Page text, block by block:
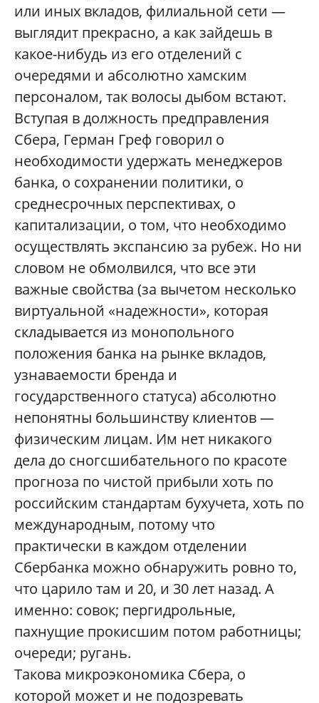
или иных вкладов, филиальной сети —
выглядит прекрасно, а как зайдешь в
какое-нибудь из его отделений с
очередями и абсолютно хамским
персоналом, так волосы дыбом встают.
Вступая в должность предправления
Сбера, Герман Греф говорил о
необходимости удержать менеджеров
банка, о сохранении политики, о
среднесрочных перспективах, о
капитализации, о том, что необходимо
осуществлять экспансию за рубеж. Но ни
словом не обмолвился, что все эти
важные свойства (за вычетом несколько
виртуальной «надежности», которая
складывается из монопольного
положения банка на рынке вкладов,
узнаваемости бренда и
государственного статуса) абсолютно
непонятны большинству клиентов —
физическим лицам. Им нет никакого
дела до сногсшибательного по красоте
прогноза по чистой прибыли хоть по
российским стандартам бухучета, хоть по
международным, потому что
практически в каждом отделении
Сбербанка можно обнаружить ровно то,
что царило там и 20, и 30 лет назад. А
именно: совок; пергидрольные,
пахнущие прокисшим потом работницы;
очереди; ругань.
Такова микроэкономика Сбера, о
которой может и не подозревать